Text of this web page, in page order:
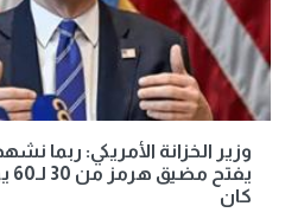
وزير الخزانة الأمريكي: ربما
كان